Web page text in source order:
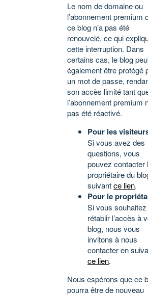
Le nom de domaine ou
l’abonnement premium
ce blog n’a pas été
renouvelé, ce qui
cette interruption. Dans
certains cas, le blog
également être protégé
un mot de passe,
son accès limité tant
l’abonnement premium
pas été réactivé.
Pour les
Si vous avez des
questions, vous
pouvez contacter
propriétaire du
suivantce lien.
Pour le
Si vous souhaitez
rétablir l’accès à
blog, nous vous
invitons à nous
contacter en
ce lien.
Nous espérons que ce
pourra être de nouveau